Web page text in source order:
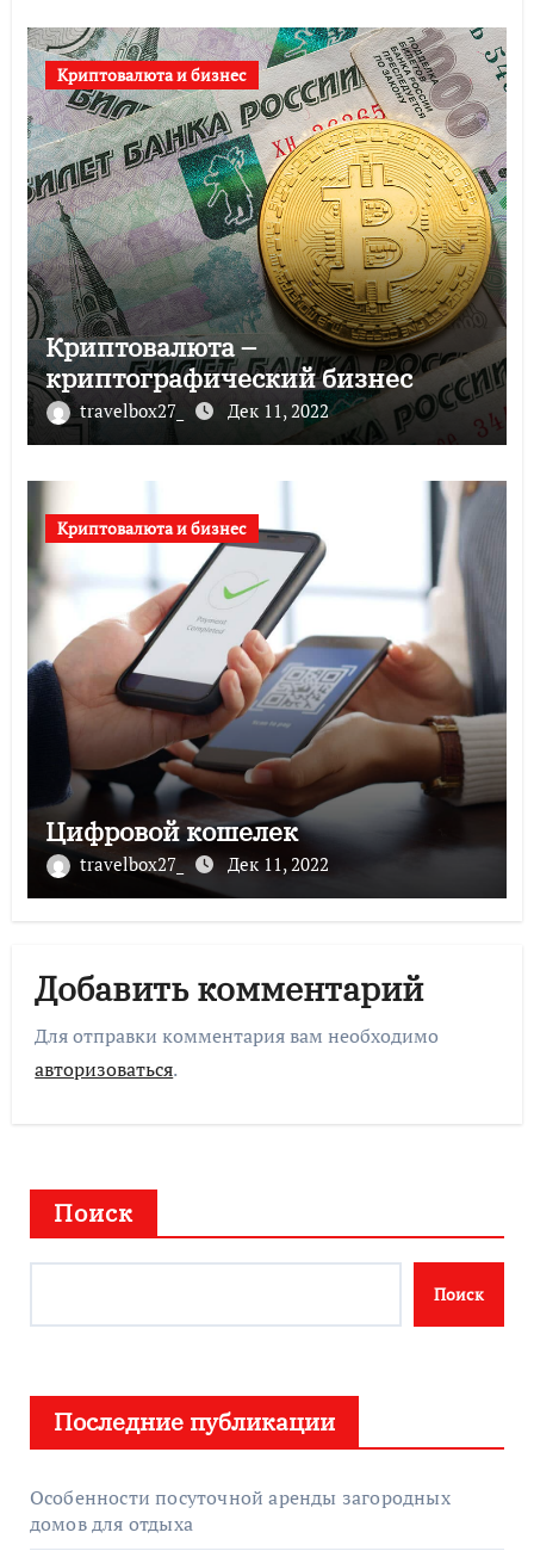
Криптовалюта и бизнес
Криптовалюта –
криптографический бизнес
travelbox27_ Дек 11, 2022
Криптовалюта и бизнес
Цифровой кошелек
travelbox27_ Дек 11, 2022
Добавить комментарий
Для отправки комментария вам необходимо
авторизоваться.
Поиск
Поиск
Последние публикации
Особенности посуточной аренды загородных
домов для отдыха